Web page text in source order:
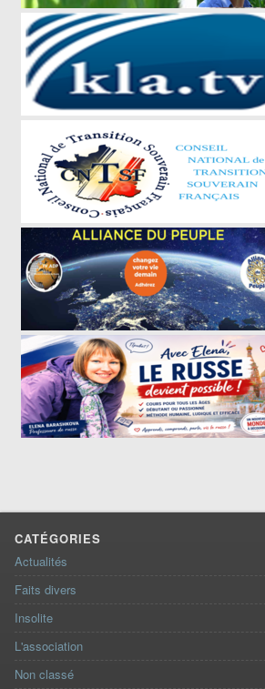
CATÉGORIES
Actualités
Faits divers
Insolite
L'association
Non classé